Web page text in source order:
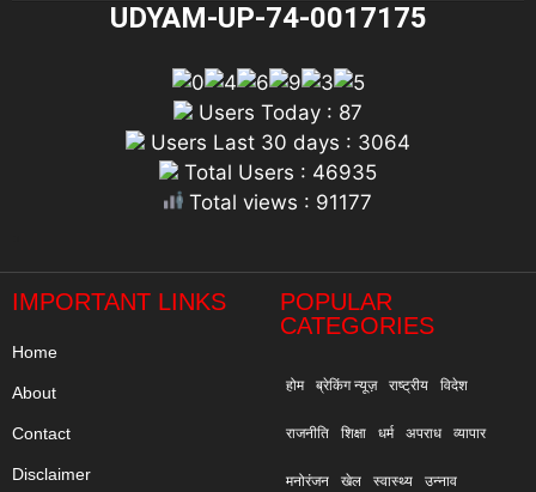
UDYAM-UP-74-0017175
Users Today : 87
Users Last 30 days : 3064
Total Users : 46935
Total views : 91177
IMPORTANT LINKS
Home
About
Contact
Disclaimer
POPULAR
CATEGORIES
होम ब्रेकिंग न्यूज़ राष्ट्रीय विदेश
राजनीति शिक्षा धर्म अपराध व्यापार
मनोरंजन खेल स्वास्थ्य उन्नाव